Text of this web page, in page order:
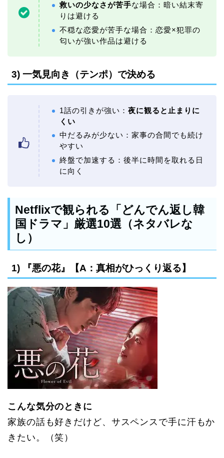
救いの少なさが苦手な場合：暗い結末寄
りは避ける
不穏な恋愛が苦手な場合：恋愛×犯罪の
匂いが強い作品は避ける
3) 一気見向き（テンポ）で決める
1話の引きが強い： 夜に観ると止まりに
くい
中だるみが少ない：家事の合間でも続け
やすい
終盤で加速する：後半に時間を取れる日
に向く
Netflixで観られる「どんでん返し韓
国ドラマ」厳選10選（ネタバレな
し）
1) 『悪の花』【A：真相がひっくり返る】
こんな気分のときに
家族の話も好きだけど、サスペンスで手に汗もか
きたい。（笑）